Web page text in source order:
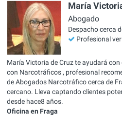
María
Abogado
Despacho cerca
Profesional
María Victoria de Cruz te ayudará
con Narcotráficos , profesional
de Abogados Narcotráfico cerca de
cercano. Lleva captando clientes
desde hace8 años.
Oficina en Fraga